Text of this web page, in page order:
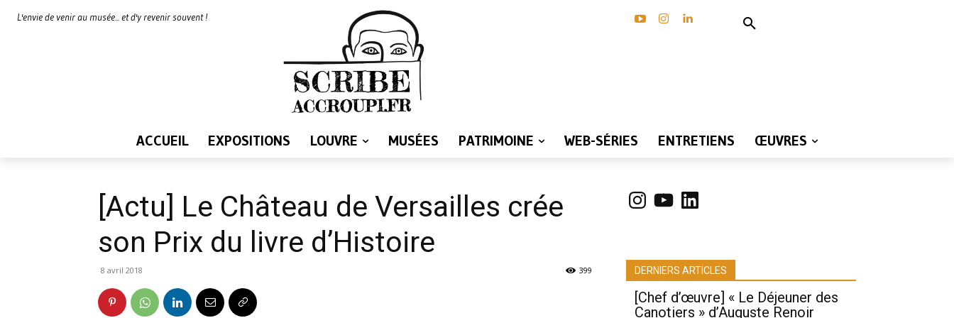
L'envie de venir au musée... et d'y revenir souvent !
ACCUEIL EXPOSITIONS LOUVRE MUSÉES PATRIMOINE WEB-SÉRIES ENTRETIENS ŒUVRES
[Actu] Le Château de Versailles crée
son Prix du livre d’Histoire
8 avril 2018 399
Instagram
YouTubeLinkedIn
DERNIERS ARTICLES
[Chef d’œuvre] « Le Déjeuner des
Canotiers » d’Auguste Renoir